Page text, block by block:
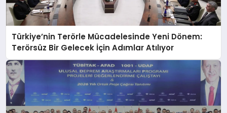
Türkiye’nin Terörle Mücadelesinde Yeni Dönem:
Terörsüz Bir Gelecek İçin Adımlar Atılıyor